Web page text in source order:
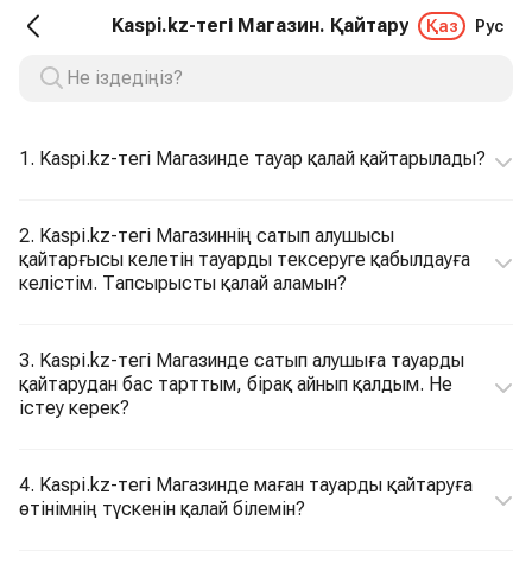
Kaspi.kz-тегі Магазин. Қайтару Қаз Рус
1. Kaspi.kz-тегі Магазинде тауар қалай қайтарылады?
2. Kaspi.kz-тегі Магазиннің сатып алушысы
қайтарғысы келетін тауарды тексеруге қабылдауға
келістім. Тапсырысты қалай аламын?
3. Kaspi.kz-тегі Магазинде сатып алушыға тауарды
қайтарудан бас тарттым, бірақ айнып қалдым. Не
істеу керек?
4. Kaspi.kz-тегі Магазинде маған тауарды қайтаруға
өтінімнің түскенін қалай білемін?